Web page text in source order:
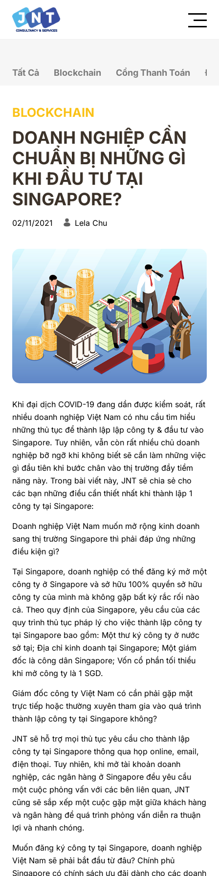
Tất Cả Blockchain Cổng Thanh Toán
BLOCKCHAIN
DOANH NGHIỆP CẦN
CHUẨN BỊ NHỮNG GÌ
KHI ĐẦU TƯ TẠI
SINGAPORE?
02/11/2021 Lela Chu
Khi đại dịch COVID-19 đang dần được kiểm soát, rất
nhiều doanh nghiệp Việt Nam có nhu cầu tìm hiểu
những thủ tục để thành lập lập công ty & đầu tư vào
Singapore. Tuy nhiên, vẫn còn rất nhiều chủ doanh
nghiệp bỡ ngỡ khi không biết sẽ cần làm những việc
gì đầu tiên khi bước chân vào thị trường đầy tiềm
năng này. Trong bài viết này, JNT sẽ chia sẻ cho
các bạn những điều cần thiết nhất khi thành lập 1
công ty tại Singapore:
Doanh nghiệp Việt Nam muốn mở rộng kinh doanh
sang thị trường Singapore thì phải đáp ứng những
điều kiện gì?
Tại Singapore, doanh nghiệp có thể đăng ký mở một
công ty ở Singapore và sở hữu 100% quyền sở hữu
công ty của mình mà không gặp bất kỳ rắc rối nào
cả. Theo quy định của Singapore, yêu cầu của các
quy trình thủ tục pháp lý cho việc thành lập công ty
tại Singapore bao gồm: Một thư ký công ty ở nước
sở tại; Địa chỉ kinh doanh tại Singapore; Một giám
đốc là công dân Singapore; Vốn cổ phần tối thiểu
khi mở công ty là 1 SGD.
Giám đốc công ty Việt Nam có cần phải gặp mặt
trực tiếp hoặc thường xuyên tham gia vào quá trình
thành lập công ty tại Singapore không?
JNT sẽ hỗ trợ mọi thủ tục yêu cầu cho thành lập
công ty tại Singapore thông qua họp online, email,
điện thoại. Tuy nhiên, khi mở tài khoản doanh
nghiệp, các ngân hàng ở Singapore đều yêu cầu
một cuộc phỏng vấn với các bên liên quan, JNT
cũng sẽ sắp xếp một cuộc gặp mặt giữa khách hàng
và ngân hàng để quá trình phỏng vấn diễn ra thuận
lợi và nhanh chóng.
Muốn đăng ký công ty tại Singapore, doanh nghiệp
Việt Nam sẽ phải bắt đầu từ đâu? Chính phủ
Singapore có chính sách ưu đãi dành cho các doanh